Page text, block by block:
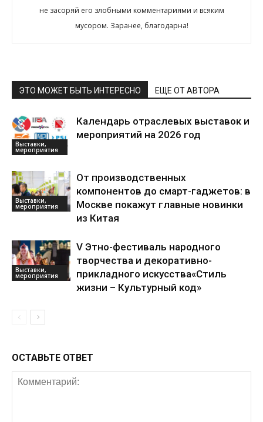
не засоряй его злобными комментариями и всяким
мусором. Заранее, благодарна!
ЭТО МОЖЕТ БЫТЬ ИНТЕРЕСНО ЕЩЕ ОТ АВТОРА
Выставки,
мероприятия
Календарь отраслевых выставок и
мероприятий на 2026 год
Выставки,
мероприятия
От производственных
компонентов до смарт-гаджетов: в
Москве покажут главные новинки
из Китая
Выставки,
мероприятия
V Этно-фестиваль народного
творчества и декоративно-
прикладного искусства«Стиль
жизни – Культурный код»
ОСТАВЬТЕ ОТВЕТ